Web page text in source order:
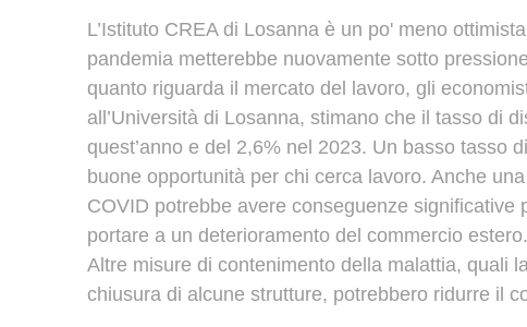
L’Istituto CREA di Losanna è un po' meno ottimista
pandemia metterebbe nuovamente sotto
quanto riguarda il mercato del lavoro,gli
all’Università di Losanna, stimano che il tasso di
quest’anno e del 2,6% nel 2023. Un basso tasso
buone opportunità per chi cerca lavoro.Anche una
COVID potrebbe avere conseguenze significative
portare a un deterioramento del commercio estero
Altre misure di contenimento della malattia,quali
chiusura di alcune strutture, potrebbero ridurre il